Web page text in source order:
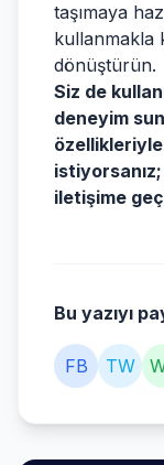
taşımaya
kullanmakla
dönüştürün.
Siz de
deneyim
iletişime
Bu yazıyı
FB TW